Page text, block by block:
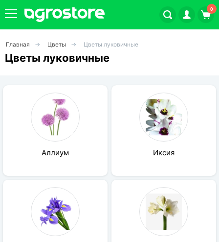
0
Плодовые кустарники
Декоративные растения
Цветы
Травы
Овощи (на посадку)
Штамбовые ягодные кусты
Главная Цветы Цветы луковичные
Цветы луковичные
Аллиум Иксия